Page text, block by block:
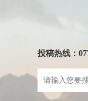
投稿热线：